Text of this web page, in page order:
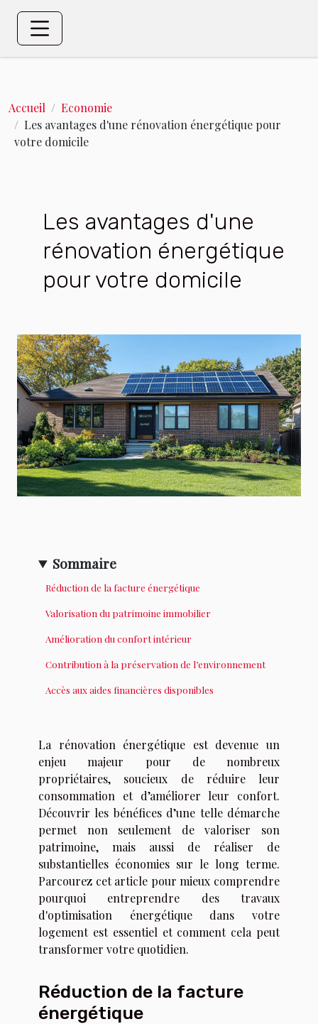
Accueil
Economie
Les avantages d'une rénovation énergétique pour
votre domicile
Les avantages d'une
rénovation énergétique
pour votre domicile
Sommaire
Réduction de la facture énergétique
Valorisation du patrimoine immobilier
Amélioration du confort intérieur
Contribution à la préservation de l’environnement
Accès aux aides financières disponibles
La rénovation énergétique est devenue un
enjeu majeur pour de nombreux
propriétaires, soucieux de réduire leur
consommation et d’améliorer leur confort.
Découvrir les bénéfices d’une telle démarche
permet non seulement de valoriser son
patrimoine, mais aussi de réaliser de
substantielles économies sur le long terme.
Parcourez cet article pour mieux comprendre
pourquoi entreprendre des travaux
d'optimisation énergétique dans votre
logement est essentiel et comment cela peut
transformer votre quotidien.
Réduction de la facture
énergétique